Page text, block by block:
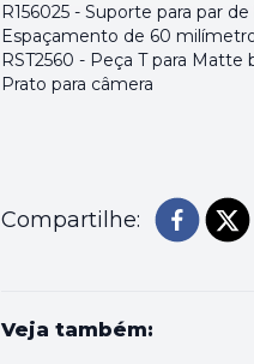
R156025 - Suporte para par
Espaçamento de 60
RST2560 - Peça T para Matte
Prato para câmera
Compartilhe:
Veja também: